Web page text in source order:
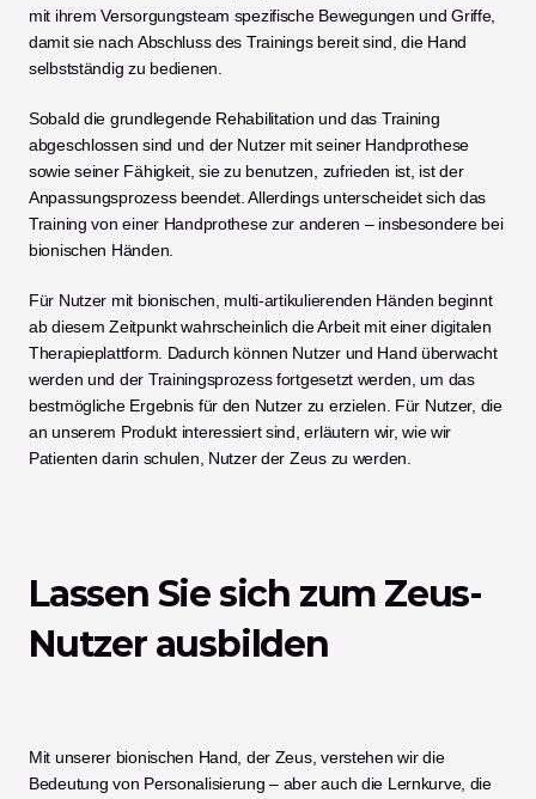
mit ihrem Versorgungsteam spezifische Bewegungen und Griffe,
damit sie nach Abschluss des Trainings bereit sind, die Hand
selbstständig zu bedienen.
Sobald die grundlegende Rehabilitation und das Training
abgeschlossen sind und der Nutzer mit seiner Handprothese
sowie seiner Fähigkeit, sie zu benutzen, zufrieden ist, ist der
Anpassungsprozess beendet. Allerdings unterscheidet sich das
Training von einer Handprothese zur anderen – insbesondere bei
bionischen Händen.
Für Nutzer mit bionischen, multi-artikulierenden Händen beginnt
ab diesem Zeitpunkt wahrscheinlich die Arbeit mit einer digitalen
Therapieplattform. Dadurch können Nutzer und Hand überwacht
werden und der Trainingsprozess fortgesetzt werden, um das
bestmögliche Ergebnis für den Nutzer zu erzielen. Für Nutzer, die
an unserem Produkt interessiert sind, erläutern wir, wie wir
Patienten darin schulen, Nutzer der Zeus zu werden.
Lassen Sie sich zum Zeus-
Nutzer ausbilden
Mit unserer bionischen Hand, der Zeus, verstehen wir die
Bedeutung von Personalisierung – aber auch die Lernkurve, die